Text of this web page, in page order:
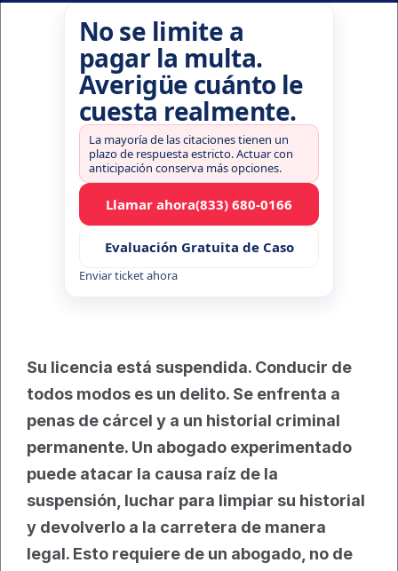
No se limite a
pagar la multa.
Averigüe cuánto le
cuesta realmente.
La mayoría de las citaciones tienen un
plazo de respuesta estricto. Actuar con
anticipación conserva más opciones.
Llamar ahora(833) 680-0166
Evaluación Gratuita de Caso
Enviar ticket ahora
Su licencia está suspendida. Conducir de
todos modos es un delito. Se enfrenta a
penas de cárcel y a un historial criminal
permanente. Un abogado experimentado
puede atacar la causa raíz de la
suspensión, luchar para limpiar su historial
y devolverlo a la carretera de manera
legal. Esto requiere de un abogado, no de